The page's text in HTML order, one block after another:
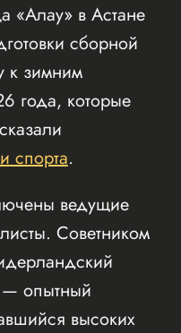
«Алау» в Астане
сборной
к зимним
года, которые
спорта.
ведущие
Советником
— опытный
высоких